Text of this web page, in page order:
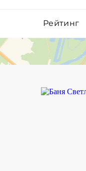
Рейтинг